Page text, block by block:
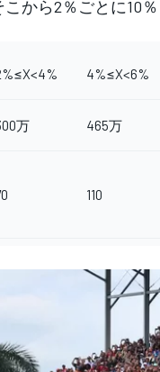
から2％ごとに10
4%≤X<6%
万 465万
110